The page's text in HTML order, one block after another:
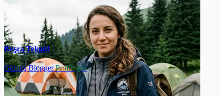
Büşra Tekgül
Gümüş Blogger Profili gör